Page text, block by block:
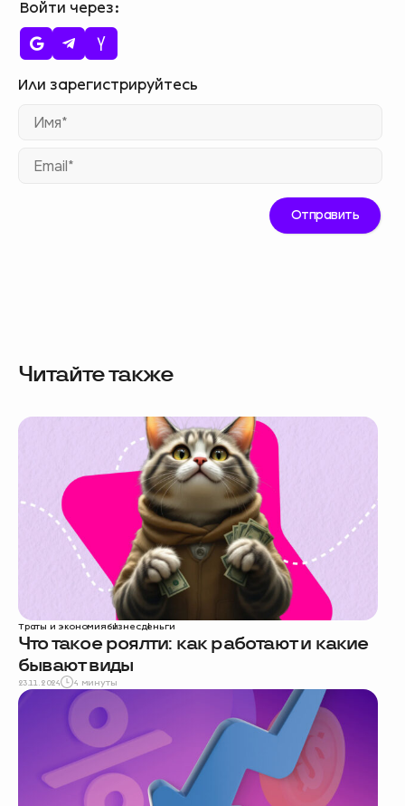
Войти через
Читайте также
Траты и экономиябизнесденьги
Что такое роялти: как работают и какие
бывают виды
23.11.2024 4 минуты